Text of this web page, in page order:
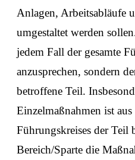
Anlagen, Arbeitsabläufe
umgestaltet werden
jedem Fall der gesamte
anzusprechen, sondern
betroffene Teil.
Einzelmaßnahmen ist aus
Führungskreises der Teil
Bereich/Sparte die